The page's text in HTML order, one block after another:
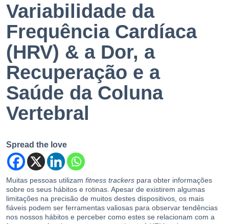
Variabilidade da
Frequência Cardíaca
(HRV) & a Dor, a
Recuperação e a
Saúde da Coluna
Vertebral
Spread the love
Muitas pessoas utilizam fitness trackers para obter informações
sobre os seus hábitos e rotinas. Apesar de existirem algumas
limitações na precisão de muitos destes dispositivos, os mais
fiáveis podem ser ferramentas valiosas para observar tendências
nos nossos hábitos e perceber como estes se relacionam com a